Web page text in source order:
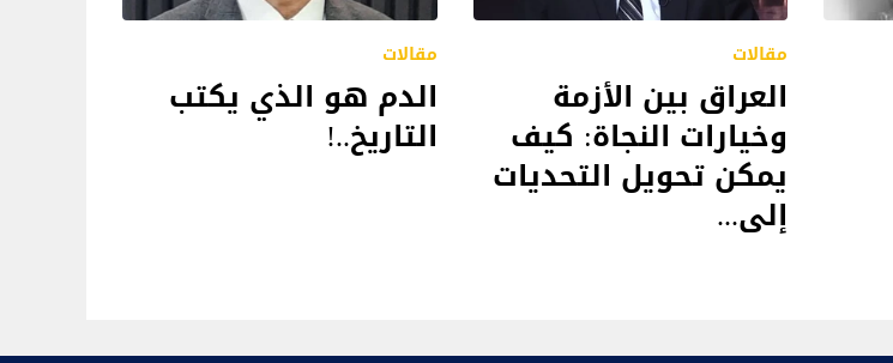
مقالات
العراق بين الأزمة
وخيارات النجاة: كيف
يمكن تحويل التحديات
إلى...
مقالات
الدم هو الذي يكتب
التاريخ..!